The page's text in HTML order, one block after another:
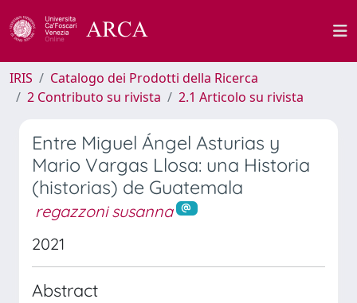
IRIS
Catalogo dei Prodotti della Ricerca
2 Contributo su rivista
2.1 Articolo su rivista
Entre Miguel Ángel Asturias y
Mario Vargas Llosa: una Historia
(historias) de Guatemala
regazzoni susanna
2021
Abstract